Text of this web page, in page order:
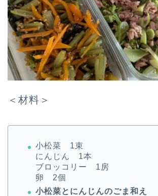
＜材料＞
小松菜 1束
にんじん 1本
ブロッコリー 1房
卵 2個
小松菜とにんじんのごま和え